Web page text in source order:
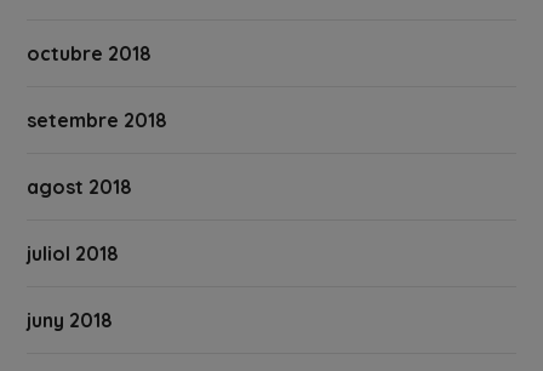
octubre 2018
setembre 2018
agost 2018
juliol 2018
juny 2018